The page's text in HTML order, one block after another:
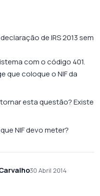
de IRS 2013 sem
com o código 401.
que coloque o NIF da
esta questão? Existe
NIF devo meter?
30 Abril 2014